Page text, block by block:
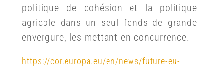
politique de cohésion et la politique
agricole dans un seul fonds de grande
envergure, les mettant en concurrence.
https://cor.europa.eu/en/news/future-eu-